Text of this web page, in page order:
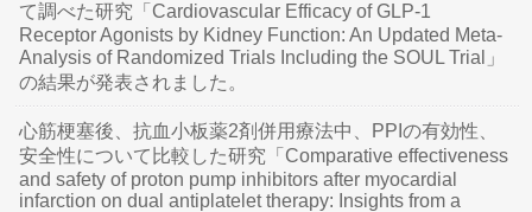
て調べた研究「Cardiovascular Efficacy of GLP-1
Receptor Agonists by Kidney Function: An Updated Meta-
Analysis of Randomized Trials Including the SOUL Trial」
の結果が発表されました。
心筋梗塞後、抗血小板薬2剤併用療法中、PPIの有効性、
安全性について比較した研究「Comparative effectiveness
and safety of proton pump inhibitors after myocardial
infarction on dual antiplatelet therapy: Insights from a